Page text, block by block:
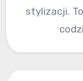
stylizacji.